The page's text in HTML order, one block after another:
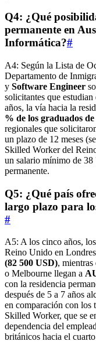
Q4: ¿Qué
permanente en
Informática?#
A4: Según la Lista de
Departamento de
y Software Engineer
solicitantes que
años, la vía hacia la
% de los graduados
regionales que
un plazo de 12 meses
Skilled Worker del
un salario mínimo de 38
permanente.
Q5: ¿Qué país
largo plazo para
#
A5: A los cinco años,
Reino Unido en
(82 500 USD), mientras
o Melbourne llegan a
con la residencia
después de 5 a 7 años
en comparación con los
Skilled Worker, que se
dependencia del
británicos hacia el